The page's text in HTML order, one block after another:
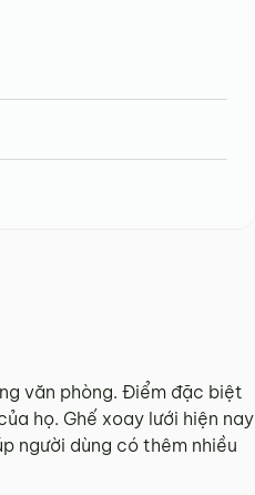
văn phòng. Điểm đặc biệt
họ. Ghế xoay lưới hiện nay
người dùng có thêm nhiều